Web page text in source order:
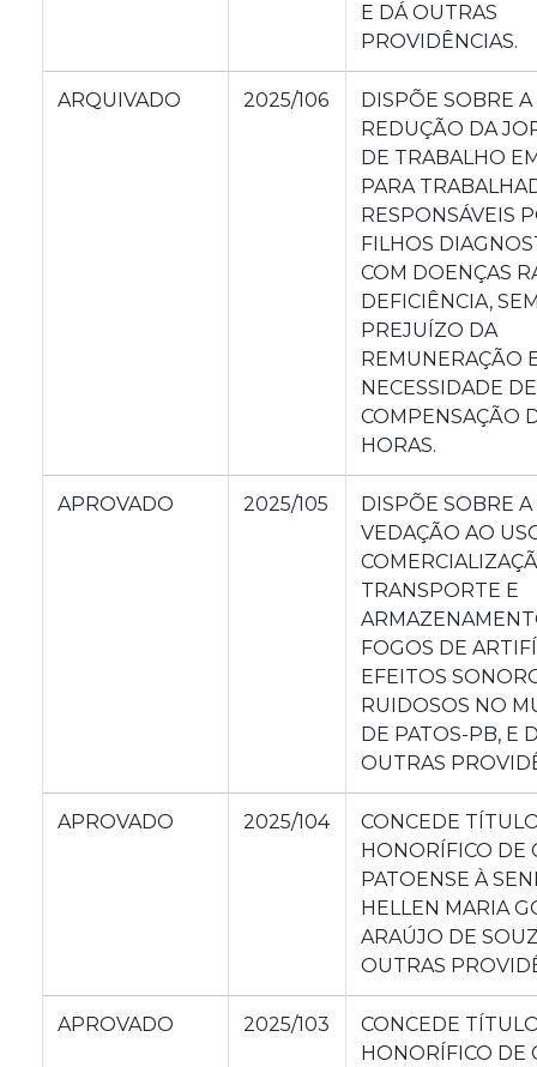
E DÁ OUTRAS
PROVIDÊNCIAS.
ARQUIVADO 2025/106
DISPÕE SOBRE A
REDUÇÃO DA
DE TRABALHO
PARA
RESPONSÁVEIS
FILHOS
COM DOENÇAS
DEFICIÊNCIA,
PREJUÍZO DA
REMUNERAÇÃO
NECESSIDADE DE
COMPENSAÇÃO
HORAS.
APROVADO 2025/105
DISPÕE SOBRE A
VEDAÇÃO AO
TRANSPORTE E
FOGOS DE
EFEITOS
RUIDOSOS NO
DE PATOS-PB, E
OUTRAS
APROVADO 2025/104
CONCEDE
HONORÍFICO DE
PATOENSE À
HELLEN MARIA
ARAÚJO DE
OUTRAS
APROVADO 2025/103
CONCEDE
HONORÍFICO DE